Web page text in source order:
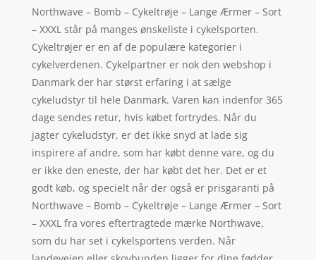
Northwave – Bomb – Cykeltrøje – Lange Ærmer – Sort
– XXXL står på manges ønskeliste i cykelsporten.
Cykeltrøjer er en af de populære kategorier i
cykelverdenen. Cykelpartner er nok den webshop i
Danmark der har størst erfaring i at sælge
cykeludstyr til hele Danmark. Varen kan indenfor 365
dage sendes retur, hvis købet fortrydes. Når du
jagter cykeludstyr, er det ikke snyd at lade sig
inspirere af andre, som har købt denne vare, og du
er ikke den eneste, der har købt det her. Det er et
godt køb, og specielt når der også er prisgaranti på
Northwave – Bomb – Cykeltrøje – Lange Ærmer – Sort
– XXXL fra vores eftertragtede mærke Northwave,
som du har set i cykelsportens verden. Når